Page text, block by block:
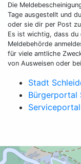
Die
Tage ausgestellt und
oder sie dir per Post
Es ist wichtig, dass du
Meldebehörde
für viele amtliche
von Ausweisen oder
Stadt
Bürgerportal